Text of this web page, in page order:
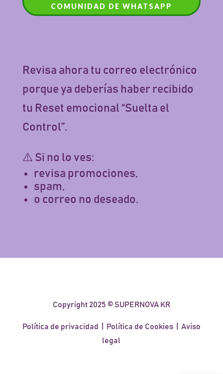
COMUNIDAD DE WHATSAPP
Revisa ahora tu correo electrónico
porque ya deberías haber recibido
tu Reset emocional “Suelta el
Control”.
⚠️ Si no lo ves:
revisa promociones,
spam,
o correo no deseado.
Copyright 2025 © SUPERNOVA KR
Política de privacidad Política de Cookies| Aviso
legal